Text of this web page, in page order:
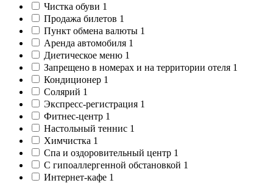
Чистка обуви 1
Продажа билетов 1
Пункт обмена валюты 1
Аренда автомобиля 1
Диетическое меню 1
Запрещено в номерах и на территории отеля 1
Кондиционер 1
Солярий 1
Экспресс-регистрация 1
Фитнес-центр 1
Настольный теннис 1
Химчистка 1
Спа и оздоровительный центр 1
C гипоаллергенной обстановкой 1
Интернет-кафе 1